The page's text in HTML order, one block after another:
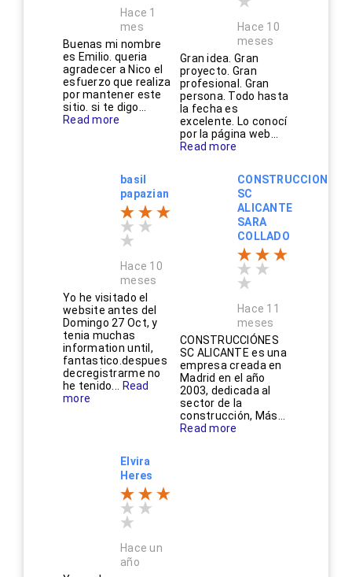
Hace 1
mes
Buenas mi nombre
es Emilio. queria
agradecer a Nico el
esfuerzo que realiza
por mantener este
sitio. si te digo...
Read more
Hace 10
meses
Gran idea. Gran
proyecto. Gran
profesional. Gran
persona. Todo hasta
la fecha es
excelente. Lo conocí
por la página web...
Read more
basil
papazian
Hace 10
meses
Yo he visitado el
website antes del
Domingo 27 Oct, y
tenia muchas
information until,
fantastico.despues
decregistrarme no
he tenido... Read
more
CONSTRUCCIONES
SC
ALICANTE
SARA
COLLADO
Hace 11
meses
CONSTRUCCIÓNES
SC ALICANTE es una
empresa creada en
Madrid en el año
2003, dedicada al
sector de la
construcción, Más...
Read more
Elvira
Heres
Hace un
año